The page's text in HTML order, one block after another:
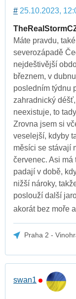
# 25.10.2023,
Máte pravdu,
severozápadě
nejdeštivější
březnem, v
posledním týdnu
zahradnický
neexistuje, to
Zrovna jsem si
veselejší, kdyby
měsíci se stávají
červenec. Asi má
padají v době,
nižší nároky,
poslouží další
akorát bez moře
Praha 2 -
swan1